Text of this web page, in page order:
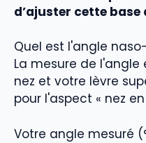
d’ajuster cette base
Quel est l'angle
La mesure de
nez et votre lèvre
pour l'aspect « nez
Votre angle mesuré (